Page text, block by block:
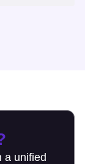
a unified